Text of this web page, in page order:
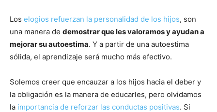
Los elogios refuerzan la personalidad de los hijos, son
una manera de demostrar que les valoramos y ayudan a
mejorar su autoestima. Y a partir de una autoestima
sólida, el aprendizaje será mucho más efectivo.
Solemos creer que encauzar a los hijos hacia el deber y
la obligación es la manera de educarles, pero olvidamos
la importancia de reforzar las conductas positivas. Si